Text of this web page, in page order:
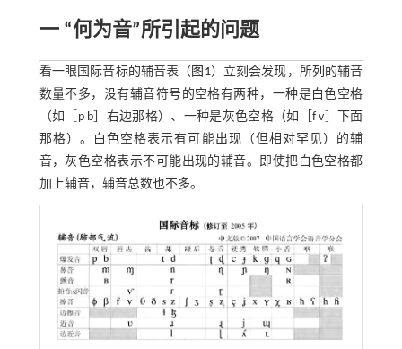
一 “何为音”所引起的问题
看一眼国际音标的辅音表（ 图1）立刻会发现，所列的辅音
数量不多，没有辅音符号的空格有两种，一种是白色空格
（如［p b］右边那格）、一种是灰色空格（如［f v］下面
那格）。白色空格表示有可能出现（但相对罕见）的辅
音，灰色空格表示不可能出现的辅音。即使把白色空格都
加上辅音，辅音总数也不多。